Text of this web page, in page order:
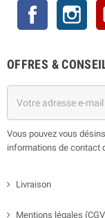
Facebook
OFFRES &
Vous pouvez vous
informations de contact
Livraison
Mentions légales